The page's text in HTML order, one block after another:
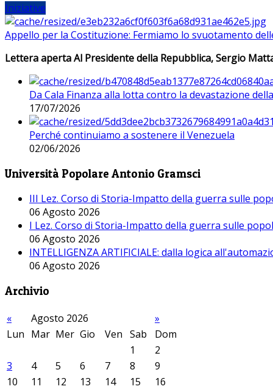
Iniziative
Appello per la Costituzione: Fermiamo lo svuotamento
Lettera aperta Al Presidente della Repubblica, Sergio
Da Cala Finanza alla lotta contro la devastazione
17/07/2026
Perché continuiamo a sostenere il Venezuela
02/06/2026
Università Popolare Antonio Gramsci
III Lez. Corso di Storia-Impatto della guerra sulle
06 Agosto 2026
I Lez. Corso di Storia-Impatto della guerra sulle
06 Agosto 2026
INTELLIGENZA ARTIFICIALE: dalla logica
06 Agosto 2026
Archivio
« Agosto 2026
»
Lun Mar Mer Gio Ven Sab
Dom
1
2
3
4 5 6 7 8
9
10
11 12 13 14 15
16